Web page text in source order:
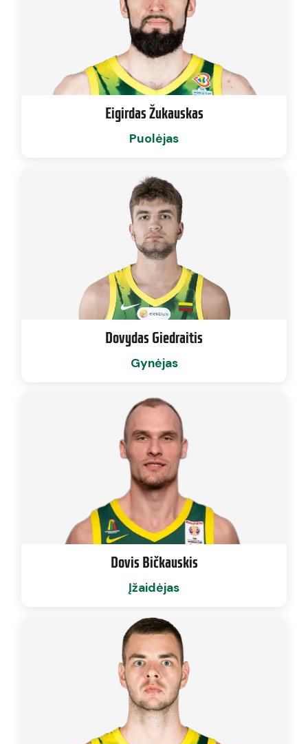
Eigirdas Žukauskas
Puolėjas
Dovydas Giedraitis
Gynėjas
Dovis Bičkauskis
Įžaidėjas